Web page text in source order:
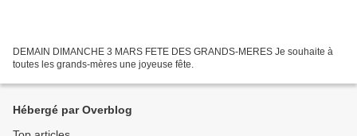
DEMAIN DIMANCHE 3 MARS FETE DES GRANDS-MERES Je souhaite à
toutes les grands-mères une joyeuse fête.
Hébergé par Overblog